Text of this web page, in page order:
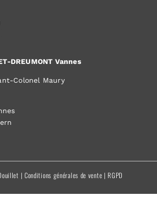
DREUMONT Vannes
Colonel Maury
| Conditions générales de vente | RGPD